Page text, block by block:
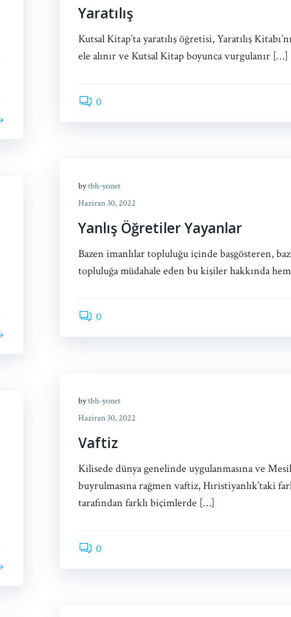
Yaratılış
Kutsal Kitap’ta yaratılış öğretisi, Yaratılış
ele alınır ve Kutsal Kitap boyunca vurgulanır […]
0
bytbh-yonet
Haziran 30, 2022
Yanlış Öğretiler Yayanlar
Bazen imanlılar topluluğu içinde başgösteren,
topluluğa müdahale eden bu kişiler hakkında
0
bytbh-yonet
Haziran 30, 2022
Vaftiz
Kilisede dünya genelinde uygulanmasına ve
buyrulmasına rağmen vaftiz, Hıristiyanlık’taki
tarafından farklı biçimlerde […]
0